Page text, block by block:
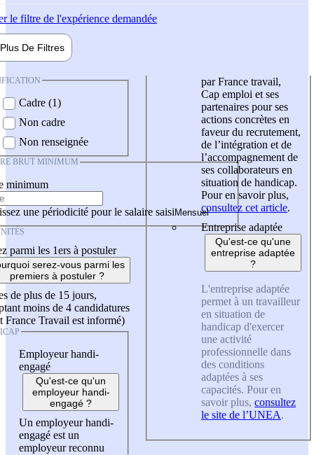
le filtre de l'expérience demandée
Plus De Filtres
Cadre (1)
Non cadre
Non renseignée
BRUT MINIMUM
minimum
une périodicité pour le salaire saisi
parmi les 1ers à postuler
serez-vous parmi les
premiers à postuler ?
de plus de 15 jours,
moins de 4 candidatures
France Travail est informé)
Employeur handi-
engagé
Qu'est-ce qu'un
employeur handi-
engagé ?
Un employeur handi-
engagé est un
employeur reconnu
par France travail,
Cap emploi et ses
partenaires pour ses
actions concrètes en
faveur du recrutement,
de l’intégration et de
l’accompagnement de
ses collaborateurs en
situation de handicap.
Pour en savoir plus,
consultez cet article.
Entreprise adaptée
Qu'est-ce qu'une
entreprise adaptée
?
L'entreprise adaptée
permet à un travailleur
en situation de
handicap d'exercer
une activité
professionnelle dans
des conditions
adaptées à ses
capacités. Pour en
savoir plus, consultez
le site de l’UNEA.